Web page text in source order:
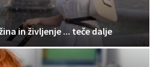
in življenje ... teče dalje